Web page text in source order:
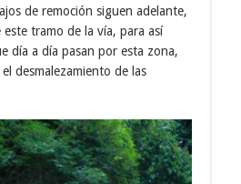
de remoción siguen adelante,
tramo de la vía, para así
día a día pasan por esta zona,
desmalezamiento de las